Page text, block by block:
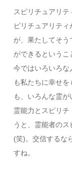
スピリチュアリ
ピリチュアリテ
が、果たしてそ
ができるというこ
今ではいろいろな
も私たちに幸せ
も、いろんな霊が
霊能力とスピリ
うと、霊能者の
(笑)。交信するな
すね。